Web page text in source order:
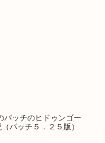
パッチのヒドゥンゴー
パッチ５．２５版）